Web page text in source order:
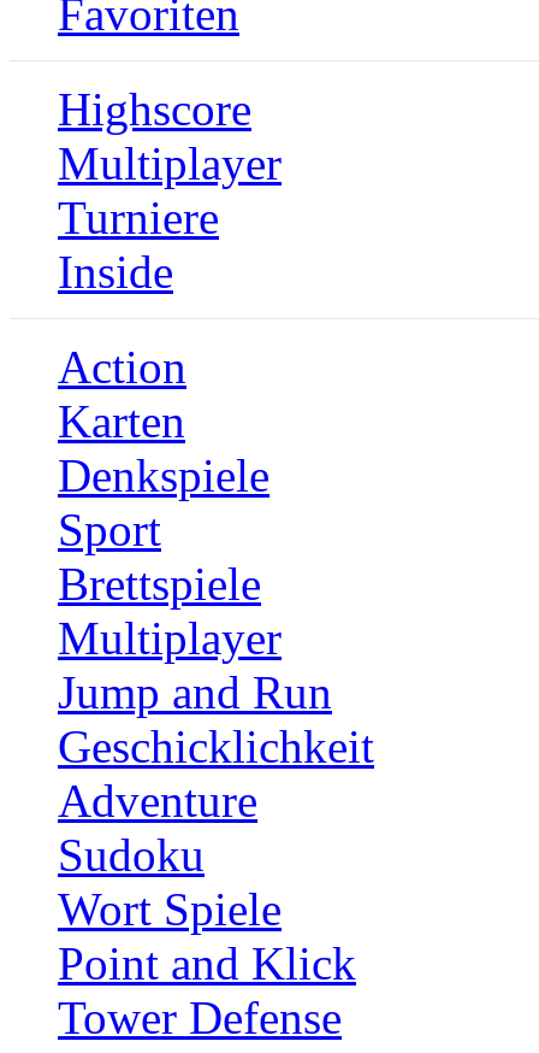
Favoriten
Highscore
Multiplayer
Turniere
Inside
Action
Karten
Denkspiele
Sport
Brettspiele
Multiplayer
Jump and Run
Geschicklichkeit
Adventure
Sudoku
Wort Spiele
Point and Klick
Tower Defense